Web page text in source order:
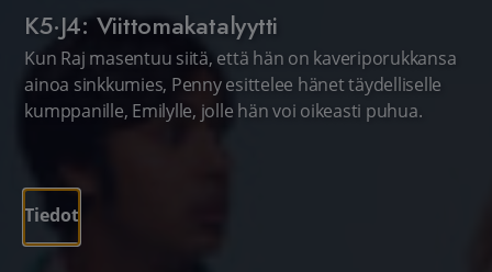
K5·J4: Viittomakatalyytti
Kun Raj masentuu siitä, että hän on kaveriporukkansa
ainoa sinkkumies, Penny esittelee hänet täydelliselle
kumppanille, Emilylle, jolle hän voi oikeasti puhua.
Tiedot